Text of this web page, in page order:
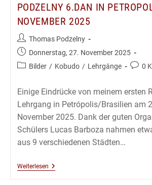
PODZELNY 6.DAN IN
NOVEMBER 2025
Beitrags-
Autor:
Thomas Podzelny
Beitrag
veröffentlicht:
Donnerstag, 27. November 2025
Beitrags-
Bilder / Kobudo / Lehrgänge 0
Einige Eindrücke von meinem ersten
Lehrgang in Petrópolis/Brasilien am
November 2025. Dank der guten
Schülers Lucas Barboza nahmen
aus 9 verschiedenen Städten…
WeiterlesenKobudô